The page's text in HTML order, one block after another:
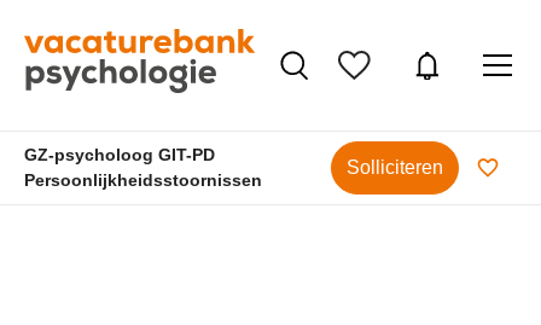
GZ-psycholoog GIT-PD
Persoonlijkheidsstoornissen
Solliciteren